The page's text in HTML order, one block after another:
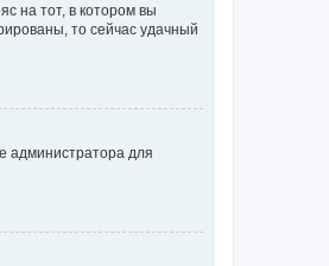
на тот, в котором вы
то сейчас удачный
администратора для